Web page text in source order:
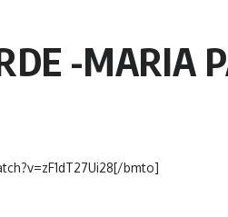
-MARIA
bmto]